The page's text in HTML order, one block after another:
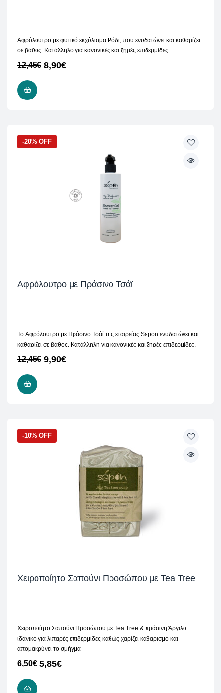
Αφρόλουτρο με φυτικό εκχύλισμα Ρόδι, που ενυδατώνει και καθαρίζει
σε βάθος. Κατάλληλο για κανονικές και ξηρές επιδερμίδες.
12,45€ 8,90€
-20% OFF
Aφρόλουτρο με Πράσινο Τσάϊ
Το Aφρόλουτρο με Πράσινο Τσάϊ της εταιρείας Sapon ενυδατώνει και
καθαρίζει σε βάθος. Κατάλληλη για κανονικές και ξηρές επιδερμίδες.
12,45€ 9,90€
-10% OFF
Χειροποίητο Σαπούνι Προσώπου με Tea Tree
Χειροποίητο Σαπούνι Προσώπου με Tea Tree & πράσινη Άργιλο
ιδανικό για λιπαρές επιδερμίδες καθώς χαρίζει καθαρισμό και
απομακρύνει το σμήγμα
6,50€ 5,85€